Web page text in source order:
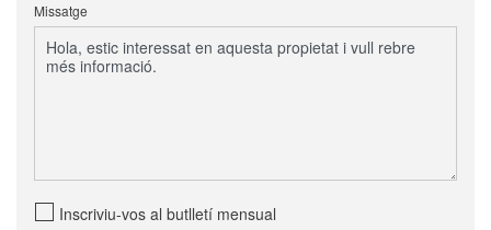
Missatge
Inscriviu-vos al butlletí mensual